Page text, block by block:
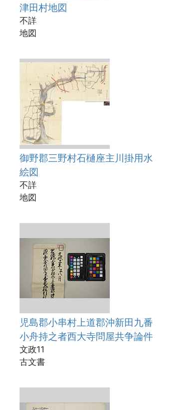
津田村地図
不詳
地図
御野郡三野村石樋座主川掛用水
絵図
不詳
地図
児島郡小串村上道郡沖新田九番
小舟持之者西大寺問屋共争論件
文政11
古文書